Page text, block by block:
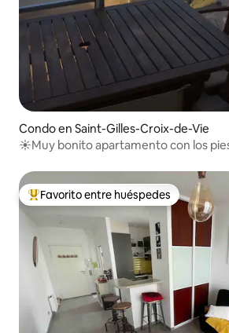
Condo en Saint-Gilles-Croix-de-Vie
☀️Muy bonito apartamento con los
Favorito entre huéspedes preferido
Favorito entre huéspedes